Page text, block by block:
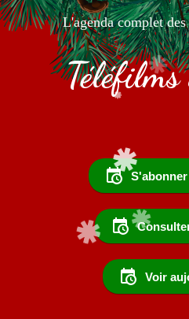
L'agenda complet
Voir